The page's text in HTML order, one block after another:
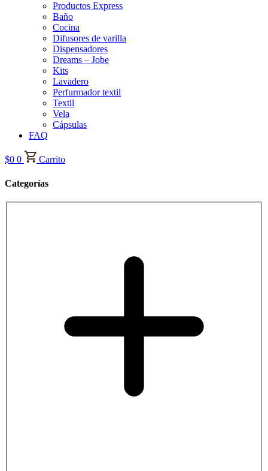
Productos Express
Baño
Cocina
Difusores de varilla
Dispensadores
Dreams – Jobe
Kits
Lavadero
Perfurmador textil
Textil
Vela
Cápsulas
FAQ
$0 0 Carrito
Categorías